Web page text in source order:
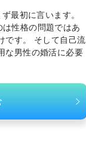
最初に言います。
性格の問題ではあ
です。 そして自己流
な男性の婚活に必要